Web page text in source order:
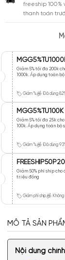
freeship 100%
thanh toán
Giảm 5% tối đa 200k
1000k. Áp dụng toàn bộ
Giảm % Đã dùng
MGG5%TU100K
Giảm 5% tối đa 25k
100k. Áp dụng toàn bộ
Giảm % Đã dùng
Giảm 50% phí ship cho
triệu đồng
Giảm phí ship Không
MÔ TẢ SẢN
Nội dung chính